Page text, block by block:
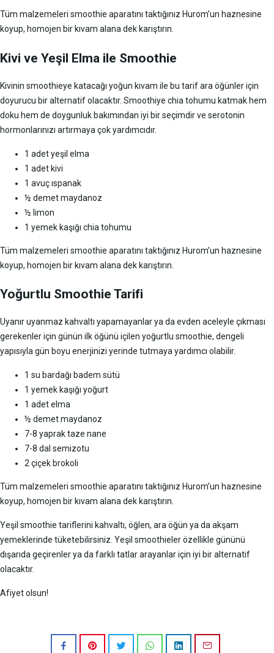
Tüm malzemeleri smoothie aparatını taktığınız Hurom’un haznesine
koyup, homojen bir kıvam alana dek karıştırın.
Kivi ve Yeşil Elma ile Smoothie
Kivinin smoothieye katacağı yoğun kıvam ile bu tarif ara öğünler için
doyurucu bir alternatif olacaktır. Smoothiye chia tohumu katmak hem
doku hem de doygunluk bakımından iyi bir seçimdir ve serotonin
hormonlarınızı artırmaya çok yardımcıdır.
1 adet yeşil elma
1 adet kivi
1 avuç ıspanak
½ demet maydanoz
½ limon
1 yemek kaşığı chia tohumu
Tüm malzemeleri smoothie aparatını taktığınız Hurom’un haznesine
koyup, homojen bir kıvam alana dek karıştırın.
Yoğurtlu Smoothie Tarifi
Uyanır uyanmaz kahvaltı yapamayanlar ya da evden aceleyle çıkması
gerekenler için günün ilk öğünü içilen yoğurtlu smoothie, dengeli
yapısıyla gün boyu enerjinizi yerinde tutmaya yardımcı olabilir.
1 su bardağı badem sütü
1 yemek kaşığı yoğurt
1 adet elma
½ demet maydanoz
7-8 yaprak taze nane
7-8 dal semizotu
2 çiçek brokoli
Tüm malzemeleri smoothie aparatını taktığınız Hurom’un haznesine
koyup, homojen bir kıvam alana dek karıştırın.
Yeşil smoothie tariflerini kahvaltı, öğlen, ara öğün ya da akşam
yemeklerinde tüketebilirsiniz. Yeşil smoothieler özellikle gününü
dışarıda geçirenler ya da farklı tatlar arayanlar için iyi bir alternatif
olacaktır.
Afiyet olsun!